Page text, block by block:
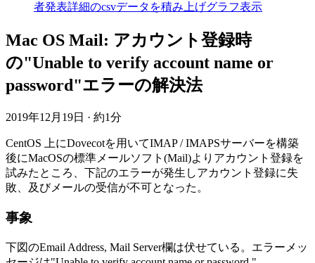
者発表詳細のcsvデータを積み上げグラフ表示
Mac OS Mail: アカウント登録時
の"Unable to verify account name or
password"エラーの解決法
2019年12月19日 · 約1分
CentOS 上にDovecotを用いてIMAP / IMAPSサーバーを構築
後にMacOSの標準メールソフト(Mail)よりアカウント登録を
試みたところ、下記のエラーが発生しアカウント登録に失
敗、及びメールの受信が不可となった。
事象
下図のEmail Address, Mail Server欄は伏せている。エラーメッ